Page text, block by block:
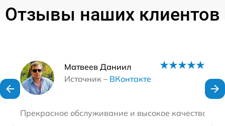
Отзывы наших клиентов
Матвеев Даниил
Источник – ВКонтакте
Прекрасное обслуживание и высокое качество
Наши мастера